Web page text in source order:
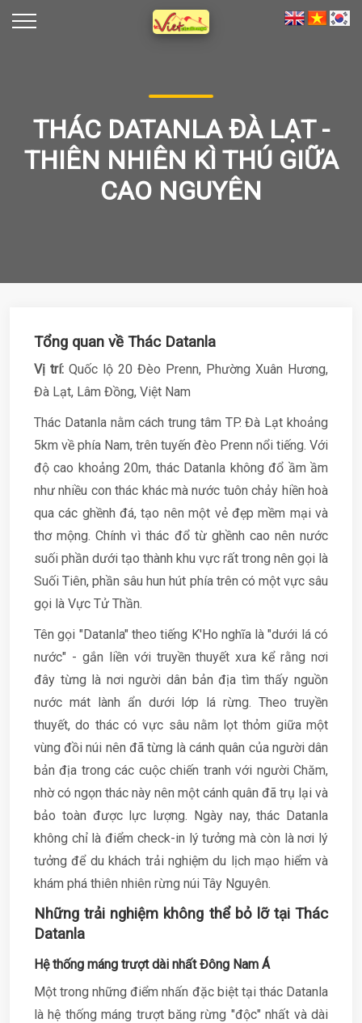
THÁC DATANLA ĐÀ LẠT -
THIÊN NHIÊN KÌ THÚ GIỮA
CAO NGUYÊN
Tổng quan về Thác Datanla
Vị trí: Quốc lộ 20 Đèo Prenn, Phường Xuân Hương,
Đà Lạt, Lâm Đồng, Việt Nam
Thác Datanla nằm cách trung tâm TP. Đà Lạt khoảng
5km về phía Nam, trên tuyến đèo Prenn nổi tiếng. Với
độ cao khoảng 20m, thác Datanla không đổ ầm ầm
như nhiều con thác khác mà nước tuôn chảy hiền hoà
qua các ghềnh đá, tạo nên một vẻ đẹp mềm mại và
thơ mộng. Chính vì thác đổ từ ghềnh cao nên nước
suối phần dưới tạo thành khu vực rất trong nên gọi là
Suối Tiên, phần sâu hun hút phía trên có một vực sâu
gọi là Vực Tử Thần.
Tên gọi "Datanla" theo tiếng K'Ho nghĩa là "dưới lá có
nước" - gắn liền với truyền thuyết xưa kể rằng nơi
đây từng là nơi người dân bản địa tìm thấy nguồn
nước mát lành ẩn dưới lớp lá rừng. Theo truyền
thuyết, do thác có vực sâu nằm lọt thỏm giữa một
vùng đồi núi nên đã từng là cánh quân của người dân
bản địa trong các cuộc chiến tranh với người Chăm,
nhờ có ngọn thác này nên một cánh quân đã trụ lại và
bảo toàn được lực lượng. Ngày nay, thác Datanla
không chỉ là điểm check-in lý tưởng mà còn là nơi lý
tưởng để du khách trải nghiệm du lịch mạo hiểm và
khám phá thiên nhiên rừng núi Tây Nguyên.
Những trải nghiệm không thể bỏ lỡ tại Thác
Datanla
Hệ thống máng trượt dài nhất Đông Nam Á
Một trong những điểm nhấn đặc biệt tại thác Datanla
là hệ thống máng trượt băng rừng "độc" nhất và dài